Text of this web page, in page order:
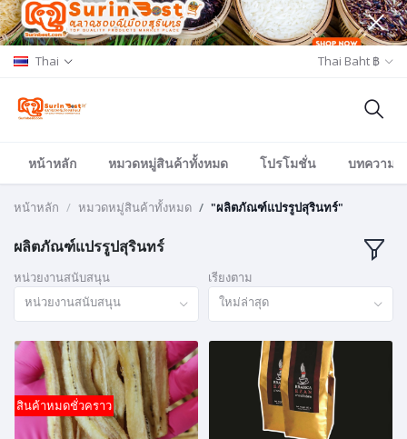
Thai Thai Baht ฿
หน้าหลัก หมวดหมู่สินค้าทั้งหมด โปรโมชั่น บทความ/
หน้าหลัก หมวดหมู่สินค้าทั้งหมด "ผลิตภัณฑ์แปรรูปสุรินทร์"
ผลิตภัณฑ์แปรรูปสุรินทร์
หน่วยงานสนับสนุน
หน่วยงานสนับสนุน
เรียงตาม
ใหม่ล่าสุด
สินค้าหมดชั่วคราว